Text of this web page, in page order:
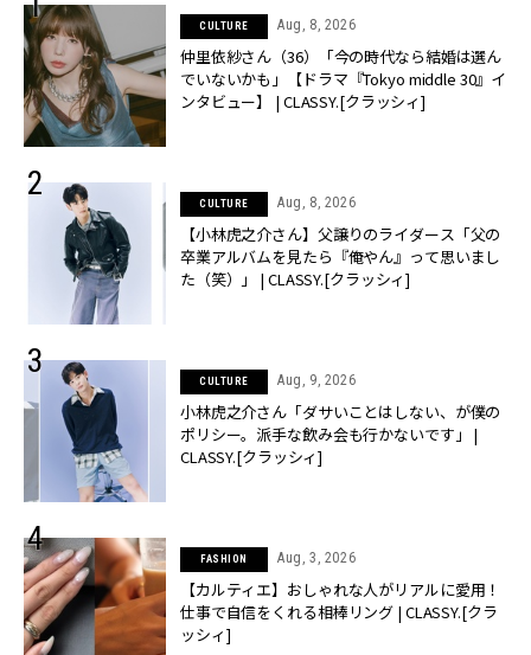
CULTURE Aug, 8, 2026
仲里依紗さん（36）「今の時代なら結婚は選ん
でいないかも」【ドラマ『Tokyo middle 30』イ
ンタビュー】 | CLASSY.[クラッシィ]
CULTURE Aug, 8, 2026
【小林虎之介さん】父譲りのライダース「父の
卒業アルバムを見たら『俺やん』って思いまし
た（笑）」 | CLASSY.[クラッシィ]
CULTURE Aug, 9, 2026
小林虎之介さん「ダサいことはしない、が僕の
ポリシー。派手な飲み会も行かないです」 |
CLASSY.[クラッシィ]
FASHION Aug, 3, 2026
【カルティエ】おしゃれな人がリアルに愛用！
仕事で自信をくれる相棒リング | CLASSY.[クラ
ッシィ]